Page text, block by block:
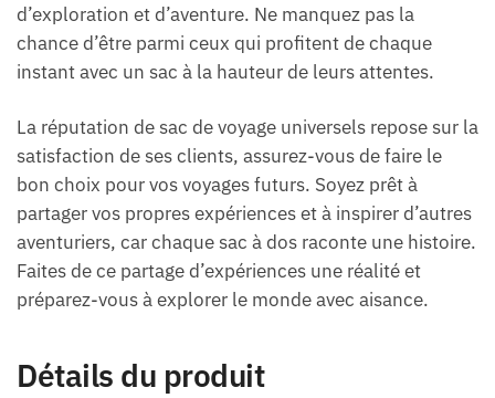
d’exploration et d’aventure. Ne manquez pas la
chance d’être parmi ceux qui profitent de chaque
instant avec un sac à la hauteur de leurs attentes.
La réputation de sac de voyage universels repose sur la
satisfaction de ses clients, assurez-vous de faire le
bon choix pour vos voyages futurs. Soyez prêt à
partager vos propres expériences et à inspirer d’autres
aventuriers, car chaque sac à dos raconte une histoire.
Faites de ce partage d’expériences une réalité et
préparez-vous à explorer le monde avec aisance.
Détails du produit